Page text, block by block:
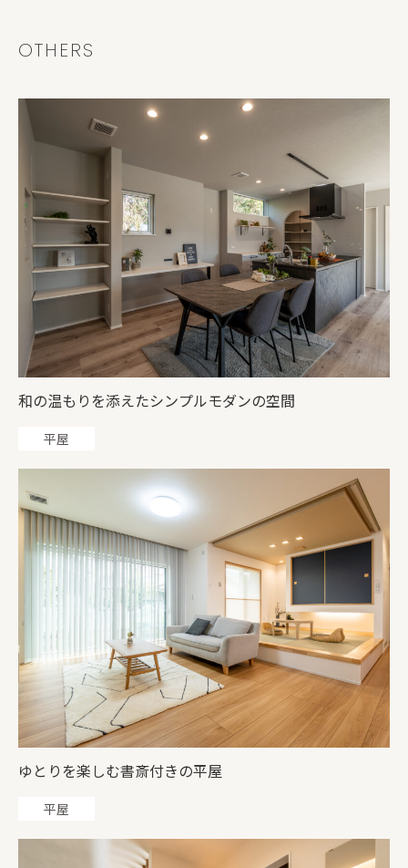
OTHERS
和の温もりを添えたシンプルモダンの空間
平屋
ゆとりを楽しむ書斎付きの平屋
平屋